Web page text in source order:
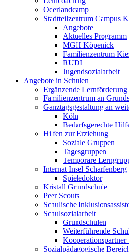
Oderlandcamp
Stadtteilzentrum Campus
Angebote
Aktuelles Programm
MGH Köpenick
Familienzentrum
RUDI
Jugendsozialarbeit
Angebote in Schulen
Ergänzende Lernförderung
Familienzentrum an
Ganztagsgestaltung an
Köln
Bedarfsgerechte
Hilfen zur Erziehung
Soziale Gruppen
Tagesgruppen
Temporäre
Internat Insel Scharfenberg
Spieledoktor
Kristall Grundschule
Peer Scouts
Schulische
Schulsozialarbeit
Grundschulen
Weiterführende
Kooperationspartner
Sozialpädagogische